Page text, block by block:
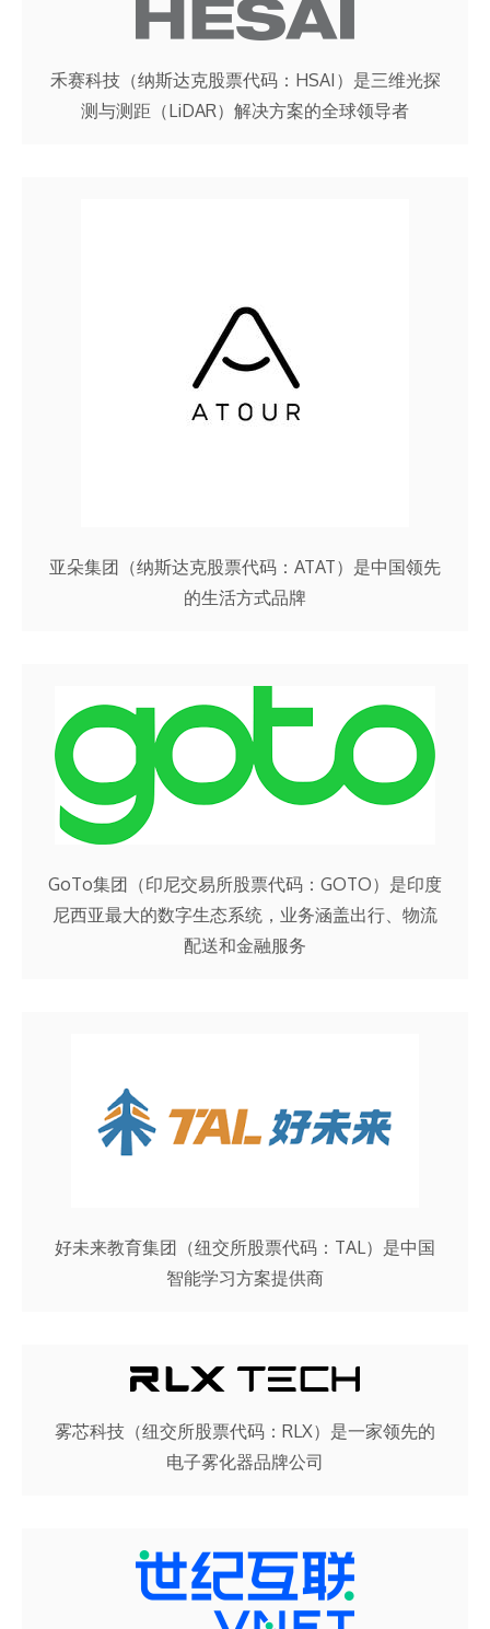
禾赛科技（纳斯达克股票代码：HSAI）是三维光探
测与测距（LiDAR）解决方案的全球领导者
亚朵集团（纳斯达克股票代码：ATAT）是中国领先
的生活方式品牌
GoTo集团（印尼交易所股票代码：GOTO）是印度
尼西亚最大的数字生态系统，业务涵盖出行、物流
配送和金融服务
好未来教育集团（纽交所股票代码：TAL）是中国
智能学习方案提供商
雾芯科技（纽交所股票代码：RLX）是一家领先的
电子雾化器品牌公司